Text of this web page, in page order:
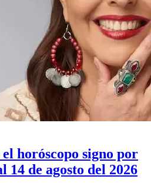
horóscopo signo por
14 de agosto del 2026